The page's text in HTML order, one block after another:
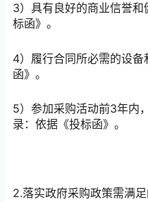
3）具有良好的商业信誉
标函》。
4）履行合同所必需的设
函》。
5）参加采购活动前3年内
录：依据《投标函》。
2.落实政府采购政策需满足